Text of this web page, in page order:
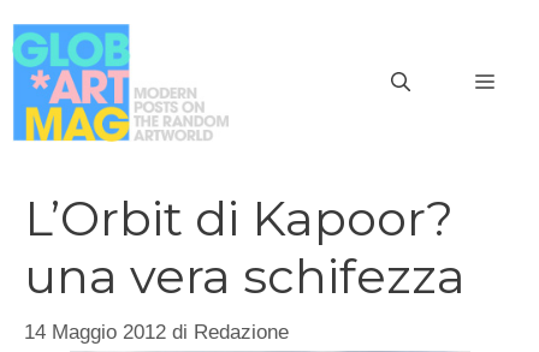
al
contenuto
L’Orbit di Kapoor?
una vera schifezza
14 Maggio 2012 di Redazione